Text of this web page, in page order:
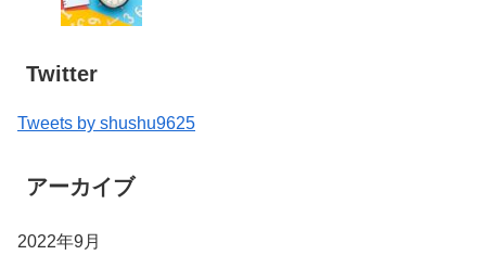
Twitter
Tweets by shushu9625
アーカイブ
2022年9月